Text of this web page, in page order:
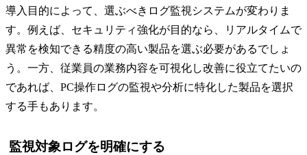
導入目的によって、選ぶべきログ監視システムが変わりま
す。例えば、セキュリティ強化が目的なら、リアルタイムで
異常を検知できる精度の高い製品を選ぶ必要があるでしょ
う。一方、従業員の業務内容を可視化し改善に役立てたいの
であれば、PC操作ログの監視や分析に特化した製品を選択
する手もあります。
監視対象ログを明確にする